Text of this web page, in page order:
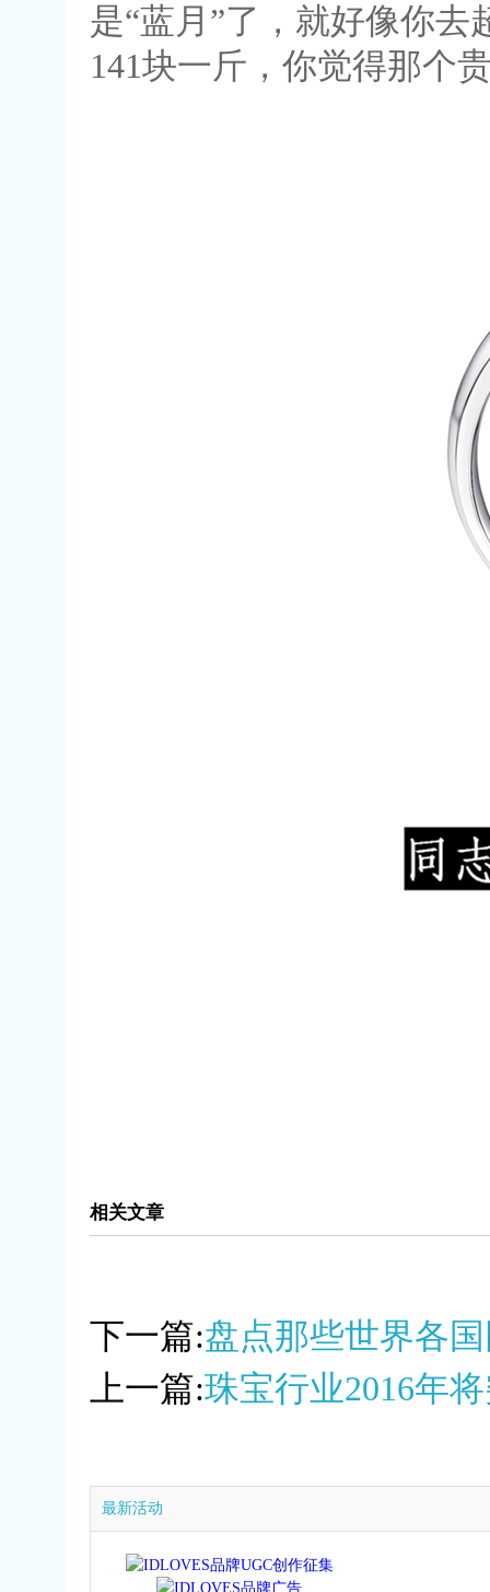
是“蓝月”了，就好像你
141块一斤，你觉得那个
相关文章
下一篇:盘点那些世界各
上一篇:珠宝行业2016年
最新活动